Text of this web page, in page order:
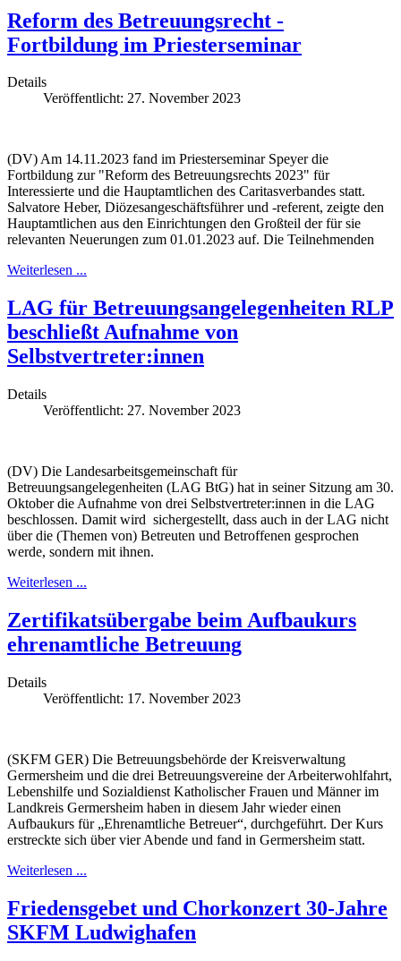
Reform des Betreuungsrecht -
Fortbildung im Priesterseminar
Details
Veröffentlicht: 27. November 2023
(DV) Am 14.11.2023 fand im Priesterseminar Speyer die
Fortbildung zur "Reform des Betreuungsrechts 2023" für
Interessierte und die Hauptamtlichen des Caritasverbandes statt.
Salvatore Heber, Diözesangeschäftsführer und -referent, zeigte den
Hauptamtlichen aus den Einrichtungen den Großteil der für sie
relevanten Neuerungen zum 01.01.2023 auf. Die Teilnehmenden
Weiterlesen ...
LAG für Betreuungsangelegenheiten RLP
beschließt Aufnahme von
Selbstvertreter:innen
Details
Veröffentlicht: 27. November 2023
(DV) Die Landesarbeitsgemeinschaft für
Betreuungsangelegenheiten (LAG BtG) hat in seiner Sitzung am 30.
Oktober die Aufnahme von drei Selbstvertreter:innen in die LAG
beschlossen. Damit wird sichergestellt, dass auch in der LAG nicht
über die (Themen von) Betreuten und Betroffenen gesprochen
werde, sondern mit ihnen.
Weiterlesen ...
Zertifikatsübergabe beim Aufbaukurs
ehrenamtliche Betreuung
Details
Veröffentlicht: 17. November 2023
(SKFM GER) Die Betreuungsbehörde der Kreisverwaltung
Germersheim und die drei Betreuungsvereine der Arbeiterwohlfahrt,
Lebenshilfe und Sozialdienst Katholischer Frauen und Männer im
Landkreis Germersheim haben in diesem Jahr wieder einen
Aufbaukurs für „Ehrenamtliche Betreuer“, durchgeführt. Der Kurs
erstreckte sich über vier Abende und fand in Germersheim statt.
Weiterlesen ...
Friedensgebet und Chorkonzert 30-Jahre
SKFM Ludwighafen